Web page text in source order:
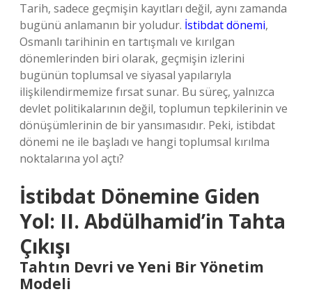
Tarih, sadece geçmişin kayıtları değil, aynı zamanda
bugünü anlamanın bir yoludur. İstibdat dönemi,
Osmanlı tarihinin en tartışmalı ve kırılgan
dönemlerinden biri olarak, geçmişin izlerini
bugünün toplumsal ve siyasal yapılarıyla
ilişkilendirmemize fırsat sunar. Bu süreç, yalnızca
devlet politikalarının değil, toplumun tepkilerinin ve
dönüşümlerinin de bir yansımasıdır. Peki, istibdat
dönemi ne ile başladı ve hangi toplumsal kırılma
noktalarına yol açtı?
İstibdat Dönemine Giden
Yol: II. Abdülhamid’in Tahta
Çıkışı
Tahtın Devri ve Yeni Bir Yönetim
Modeli